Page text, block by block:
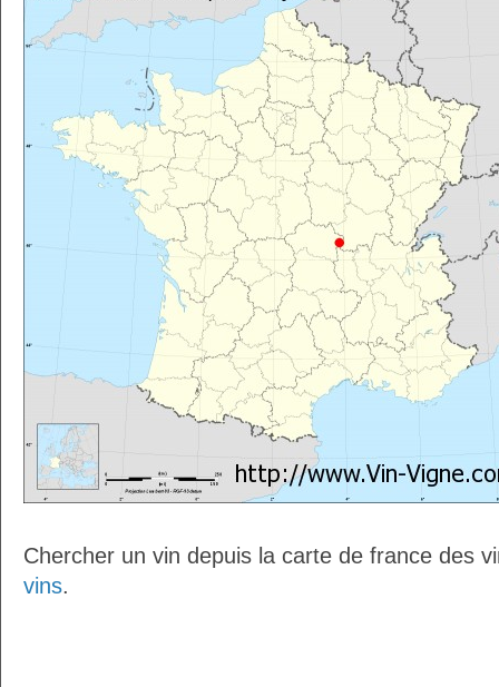
Chercher un vin depuis la carte de france des
vins.